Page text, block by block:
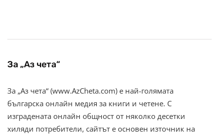
За „Аз чета“
За „Аз чета“ (www.AzCheta.com) е най-голямата
българска онлайн медия за книги и четене. С
изградената онлайн общност от няколко десетки
хиляди потребители, сайтът е основен източник на